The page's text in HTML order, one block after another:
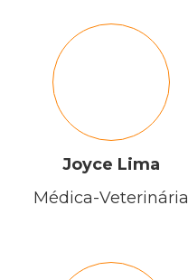
Joyce Lima
Médica-Veterinária